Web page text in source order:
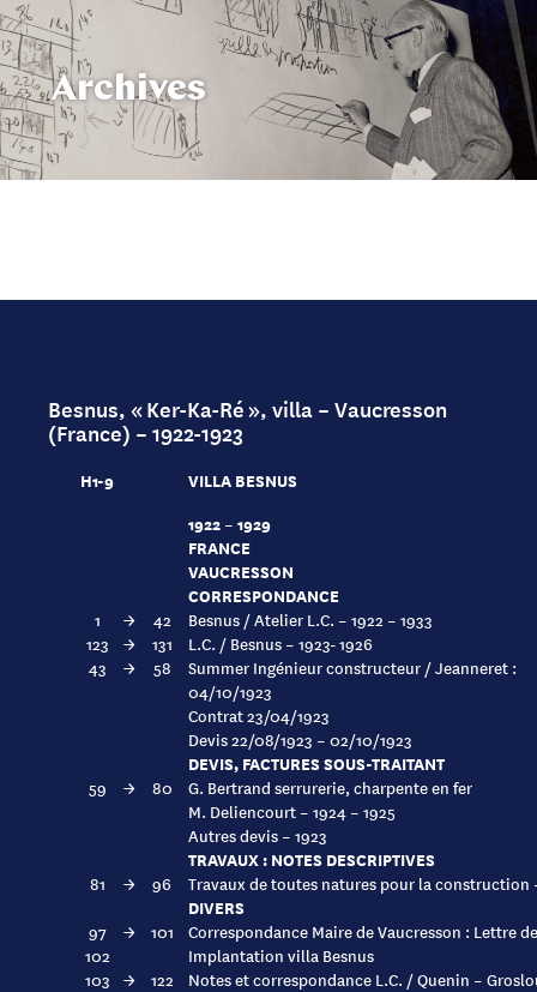
Archives
Besnus, « Ker-Ka-Ré », villa – Vaucresson
(France) – 1922-1923
H1-9
VILLA BESNUS
1922 – 1929
FRANCE
VAUCRESSON
CORRESPONDANCE
1 → 42
Besnus / Atelier L.C. – 1922 – 1933
123
→ 131
L.C. / Besnus – 1923- 1926
43
→ 58
Summer Ingénieur constructeur / Jeanneret :
04/10/1923
Contrat 23/04/1923
Devis 22/08/1923 – 02/10/1923
DEVIS, FACTURES SOUS-TRAITANT
59 → 80
G. Bertrand serrurerie, charpente en fer
M. Deliencourt – 1924 – 1925
Autres devis – 1923
TRAVAUX : NOTES DESCRIPTIVES
81 → 96 Travaux de toutes natures pour la construction
DIVERS
97 → 101
Correspondance Maire de Vaucresson : Lettre
102
Implantation villa Besnus
103 → 122 Notes et correspondance L.C. / Quenin –